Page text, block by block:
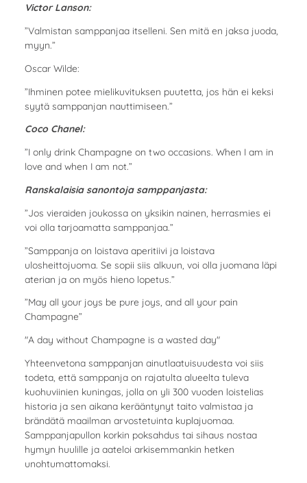
Victor Lanson:
”Valmistan samppanjaa itselleni. Sen mitä en jaksa juoda,
myyn.”
Oscar Wilde:
”Ihminen potee mielikuvituksen puutetta, jos hän ei keksi
syytä samppanjan nauttimiseen.”
Coco Chanel:
”I only drink Champagne on two occasions. When I am in
love and when I am not.”
Ranskalaisia sanontoja samppanjasta:
”Jos vieraiden joukossa on yksikin nainen, herrasmies ei
voi olla tarjoamatta samppanjaa.”
”Samppanja on loistava aperitiivi ja loistava
ulosheittojuoma. Se sopii siis alkuun, voi olla juomana läpi
aterian ja on myös hieno lopetus.”
”May all your joys be pure joys, and all your pain
Champagne”
"A day without Champagne is a wasted day"
Yhteenvetona samppanjan ainutlaatuisuudesta voi siis
todeta, että samppanja on rajatulta alueelta tuleva
kuohuviinien kuningas, jolla on yli 300 vuoden loistelias
historia ja sen aikana kerääntynyt taito valmistaa ja
brändätä maailman arvostetuinta kuplajuomaa.
Samppanjapullon korkin poksahdus tai sihaus nostaa
hymyn huulille ja aateloi arkisemmankin hetken
unohtumattomaksi.